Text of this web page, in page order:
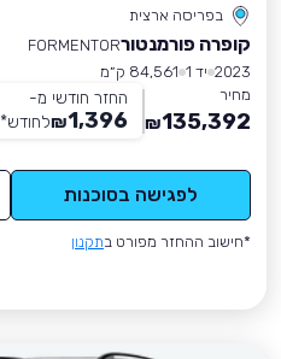
בפריסה ארצית
קופרה פורמנטורFORMENTOR
2023 יד 1
84,561 ק״מ
מחיר
135,392
₪
החזר חודשי מ-
1,396
₪לחודש*
לפגישה בסוכנות
*חישוב ההחזר מפורט בתקנון